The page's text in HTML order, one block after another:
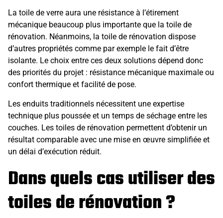
La toile de verre aura une résistance à l’étirement
mécanique beaucoup plus importante que la toile de
rénovation. Néanmoins, la toile de rénovation dispose
d’autres propriétés comme par exemple le fait d’être
isolante. Le choix entre ces deux solutions dépend donc
des priorités du projet : résistance mécanique maximale ou
confort thermique et facilité de pose.
Les enduits traditionnels nécessitent une expertise
technique plus poussée et un temps de séchage entre les
couches. Les toiles de rénovation permettent d’obtenir un
résultat comparable avec une mise en œuvre simplifiée et
un délai d’exécution réduit.
Dans quels cas utiliser des
toiles de rénovation ?